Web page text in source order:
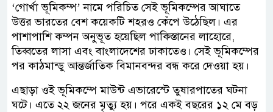
‘গোর্খা ভূমিকম্প’ নামে পরিচিত সেই ভূমিকম্পের আঘাতে
উত্তর ভারতের বেশ কয়েকটি শহরও কেঁপে উঠেছিল। এর
পাশাপাশি কম্পন অনুভূত হয়েছিল পাকিস্তানের লাহোরে,
তিব্বতের লাসা এবং বাংলাদেশের ঢাকাতেও। সেই ভূমিকম্পের
পর কাঠমান্ডু আন্তর্জাতিক বিমানবন্দর বন্ধ করে দেওয়া হয়।
এছাড়া ওই ভূমিকম্পে মাউন্ট এভারেস্টে তুষারপাতের ঘটনা
ঘটে। এতে ২২ জনের মৃত্যু হয়। পরে একই বছরের ১২ মে বড়